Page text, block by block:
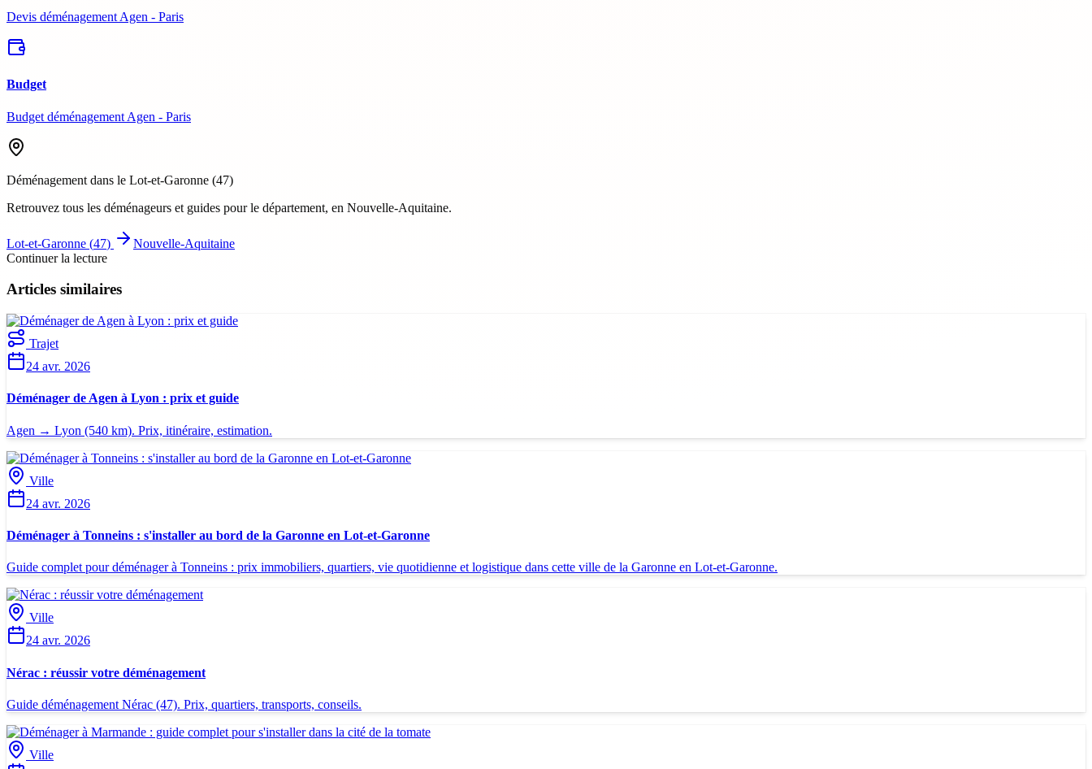
Devis déménagement Agen - Paris
Budget
Budget déménagement Agen - Paris
Déménagement dans le Lot-et-Garonne (47)
Retrouvez tous les déménageurs et guides pour le département, en Nouvelle-Aquitaine.
Lot-et-Garonne (47)
Nouvelle-Aquitaine
Continuer la lecture
Articles similaires
Trajet
24 avr. 2026
Déménager de Agen à Lyon : prix et guide
Agen → Lyon (540 km). Prix, itinéraire, estimation.
Ville
24 avr. 2026
Déménager à Tonneins : s'installer au bord de la Garonne en Lot-et-Garonne
Guide complet pour déménager à Tonneins : prix immobiliers, quartiers, vie quotidienne et logistique dans cette ville de la Garonne en Lot-et-Garonne.
Ville
24 avr. 2026
Nérac : réussir votre déménagement
Guide déménagement Nérac (47). Prix, quartiers, transports, conseils.
Ville